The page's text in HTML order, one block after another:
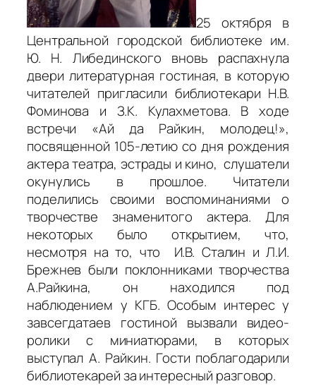
25 октября в
Центральной городской библиотеке им.
Ю. Н. Либединского вновь распахнула
двери литературная гостиная, в которую
читателей пригласили библиотекари Н.В.
Фоминова и З.К. Кулахметова. В ходе
встречи «Ай да Райкин, молодец!»,
посвященной 105-летию со дня рождения
актера театра, эстрады и кино, слушатели
окунулись в прошлое. Читатели
поделились своими воспоминаниями о
творчестве знаменитого актера. Для
некоторых было открытием, что,
несмотря на то, что И.В. Сталин и Л.И.
Брежнев были поклонниками творчества
А.Райкина, он находился под
наблюдением у КГБ. Особым интерес у
завсегдатаев гостиной вызвали видео-
ролики с миниатюрами, в которых
выступал А. Райкин. Гости поблагодарили
библиотекарей за интересный разговор.